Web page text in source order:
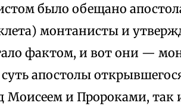
было обещано
монтанисты и
фактом, и вот они —
апостолы
Моисеем и Пророками, так